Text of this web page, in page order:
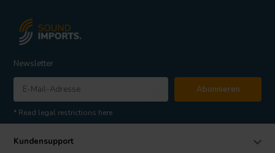
Newsletter
Abonnieren
* Read legal restrictions here
Kundensupport